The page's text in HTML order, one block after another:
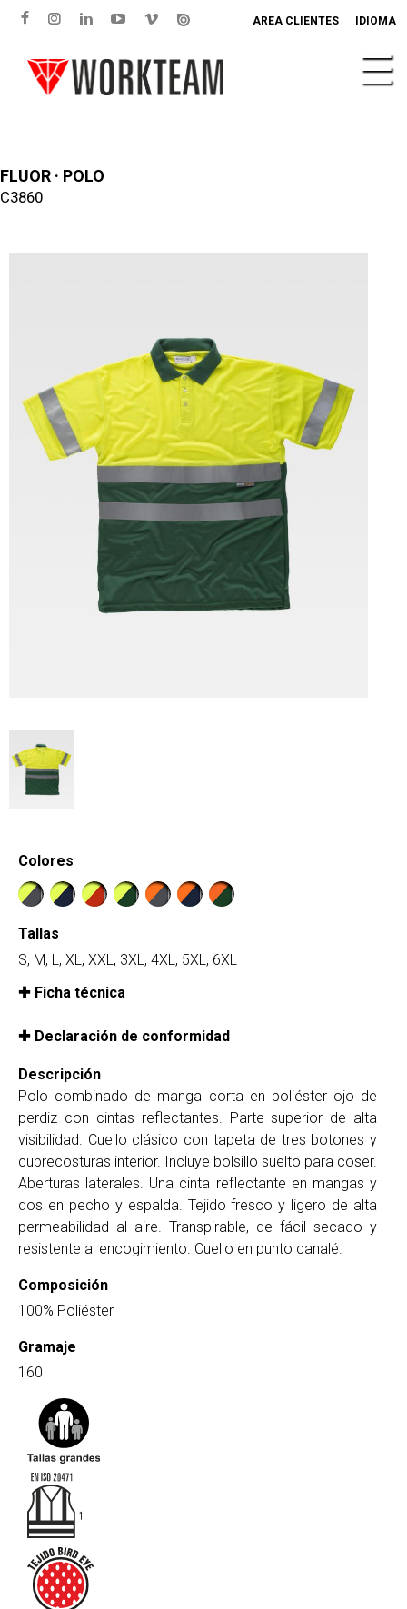
AREA CLIENTES IDIOMA
FLUOR · POLO
C3860
Colores
Tallas
S, M, L, XL, XXL, 3XL, 4XL, 5XL, 6XL
Ficha técnica
Declaración de conformidad
Descripción
Polo combinado de manga corta en poliéster ojo de
perdiz con cintas reflectantes. Parte superior de alta
visibilidad. Cuello clásico con tapeta de tres botones y
cubrecosturas interior. Incluye bolsillo suelto para coser.
Aberturas laterales. Una cinta reflectante en mangas y
dos en pecho y espalda. Tejido fresco y ligero de alta
permeabilidad al aire. Transpirable, de fácil secado y
resistente al encogimiento. Cuello en punto canalé.
Composición
100% Poliéster
Gramaje
160